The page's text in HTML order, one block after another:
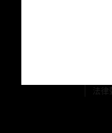
法律